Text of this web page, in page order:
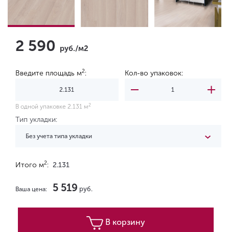
2 590 руб./м2
Введите площадь м2: Кол-во упаковок:
В одной упаковке 2.131 м 2
Тип укладки:
Без учета типа укладки
Итого м2: 2.131
Ваша цена: 5 519 руб.
В корзину